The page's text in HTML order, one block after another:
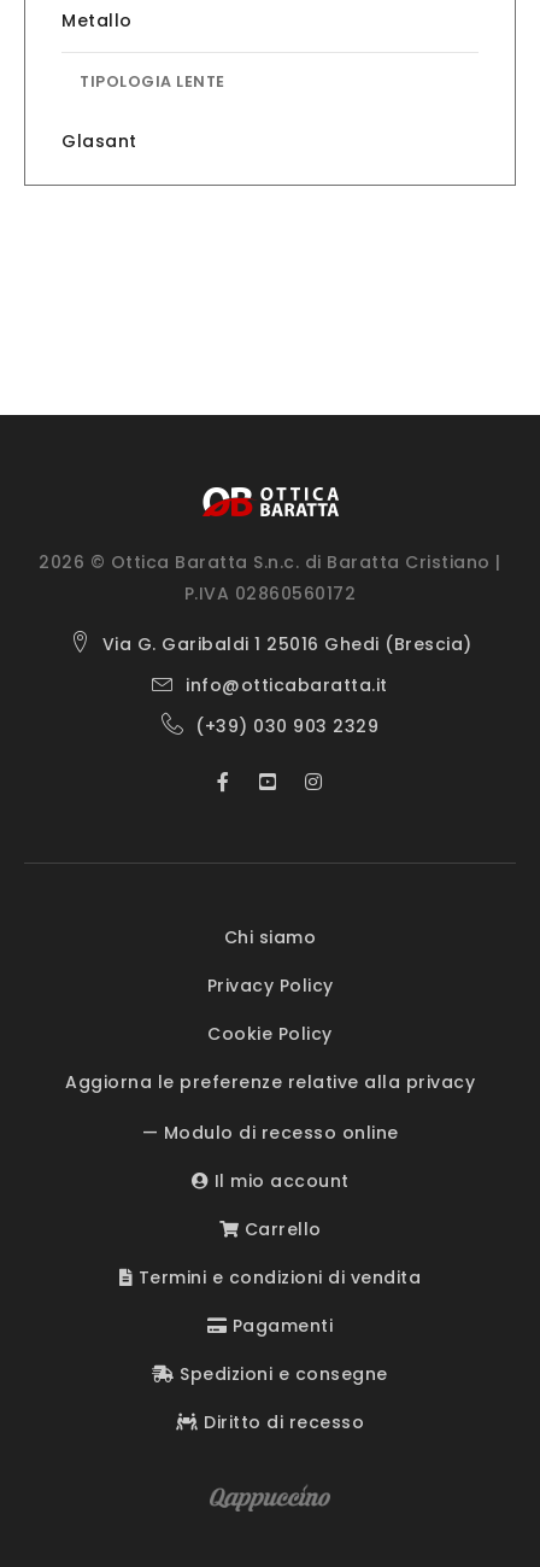
Metallo
TIPOLOGIA LENTE
Glasant
2026 © Ottica Baratta S.n.c. di Baratta Cristiano |
P.IVA 02860560172
Via G. Garibaldi 1 25016 Ghedi (Brescia)
info@otticabaratta.it
(+39) 030 903 2329
Chi siamo
Privacy Policy
Cookie Policy
Aggiorna le preferenze relative alla privacy
— Modulo di recesso online
Il mio account
Carrello
Termini e condizioni di vendita
Pagamenti
Spedizioni e consegne
Diritto di recesso